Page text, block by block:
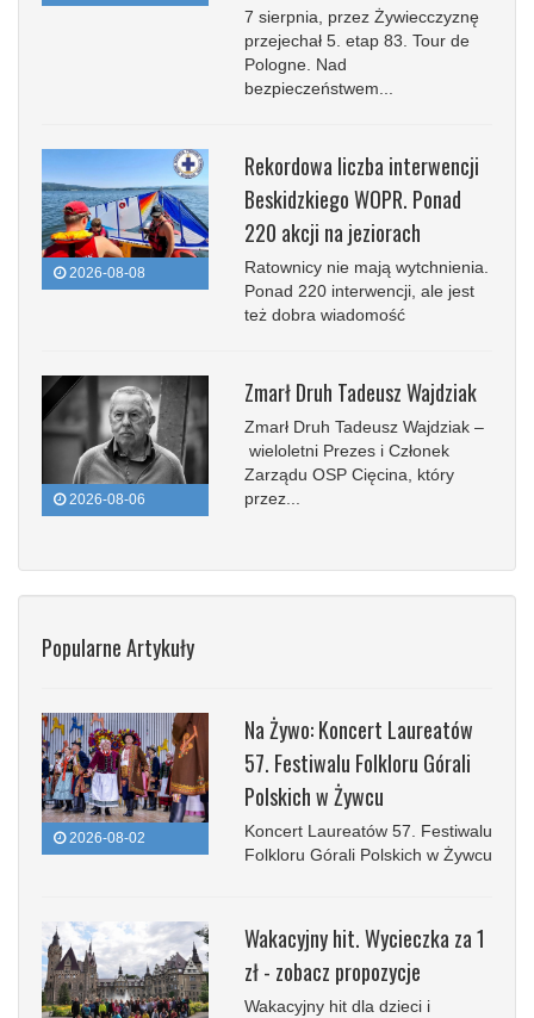
7 sierpnia, przez Żywiecczyznę
przejechał 5. etap 83. Tour de
Pologne. Nad
bezpieczeństwem...
2026-08-08
Rekordowa liczba interwencji
Beskidzkiego WOPR. Ponad
220 akcji na jeziorach
Ratownicy nie mają wytchnienia.
Ponad 220 interwencji, ale jest
też dobra wiadomość
2026-08-06
Zmarł Druh Tadeusz Wajdziak
Zmarł Druh Tadeusz Wajdziak –
wieloletni Prezes i Członek
Zarządu OSP Cięcina, który
przez...
Popularne Artykuły
2026-08-02
Na Żywo: Koncert Laureatów
57. Festiwalu Folkloru Górali
Polskich w Żywcu
Koncert Laureatów 57. Festiwalu
Folkloru Górali Polskich w Żywcu
Wakacyjny hit. Wycieczka za 1
zł - zobacz propozycje
Wakacyjny hit dla dzieci i